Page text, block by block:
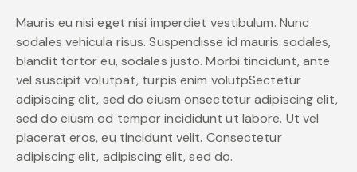
Mauris eu nisi eget nisi imperdiet vestibulum. Nunc
sodales vehicula risus. Suspendisse id mauris sodales,
blandit tortor eu, sodales justo. Morbi tincidunt, ante
vel suscipit volutpat, turpis enim volutpSectetur
adipiscing elit, sed do eiusm onsectetur adipiscing elit,
sed do eiusm od tempor incididunt ut labore. Ut vel
placerat eros, eu tincidunt velit. Consectetur
adipiscing elit, adipiscing elit, sed do.